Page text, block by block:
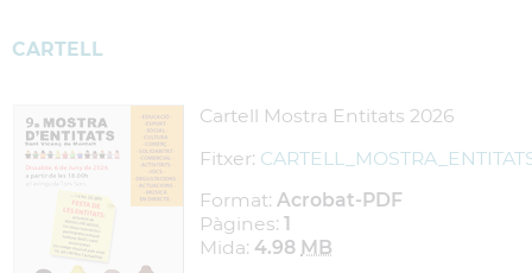
CARTELL
Cartell Mostra Entitats 2026
Fitxer:
Format: Acrobat-PDF
Pàgines: 1
Mida: 4.98 MB